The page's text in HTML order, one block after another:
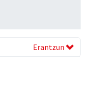
Erantzun